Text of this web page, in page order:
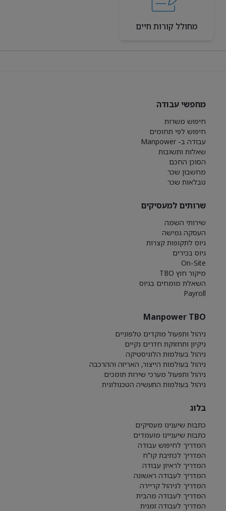
מחולל קורות חיים
מחפשי עבודה
חיפוש משרות
חיפוש לפי תחומים
עבודה ב- Manpower
שאלות ותשובות
הסוכן החכם
מחשבון שכר
טבלאות שכר
שרותים למעסיקים
שירותי השמה
העסקה גמישה
גיוס לתקופות קצרות
גיוס בכירים
On-Site
מיקור חוץ TBO
השאלת מומחים בגיוס
Payroll
Manpower TBO
ניהול ותפעול מוקדים טלפוניים
ניקיון ותחזוקת חדרים נקיים
ניהול בעולמות הלוגיסטיקה
ניהול בעולמות הייצור, האריזה וההרכבה
ניהול ותפעול מערכי שירות תומכים
ניהול בעולמות התעשיה הטכנולוגית
בלוג
כתבות שיענינו מעסיקים
כתבות שיעניינו מועמדים
המדריך לחיפוש עבודה
המדריך לכתיבת קו"ח
המדריך לראיון עבודה
המדריך לעבודה ראשונה
המדריך לניהול קריירה
המדריך לעבודה מהבית
המדריך לעבודה זמנית